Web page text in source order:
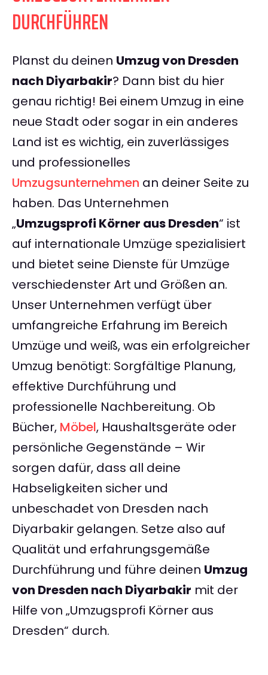
DURCHFÜHREN
Planst du deinen Umzug von Dresden
nach Diyarbakir? Dann bist du hier
genau richtig! Bei einem Umzug in eine
neue Stadt oder sogar in ein anderes
Land ist es wichtig, ein zuverlässiges
und professionelles
Umzugsunternehmen an deiner Seite zu
haben. Das Unternehmen
„Umzugsprofi Körner aus Dresden“ ist
auf internationale Umzüge spezialisiert
und bietet seine Dienste für Umzüge
verschiedenster Art und Größen an.
Unser Unternehmen verfügt über
umfangreiche Erfahrung im Bereich
Umzüge und weiß, was ein erfolgreicher
Umzug benötigt: Sorgfältige Planung,
effektive Durchführung und
professionelle Nachbereitung. Ob
Bücher, Möbel, Haushaltsgeräte oder
persönliche Gegenstände – Wir
sorgen dafür, dass all deine
Habseligkeiten sicher und
unbeschadet von Dresden nach
Diyarbakir gelangen. Setze also auf
Qualität und erfahrungsgemäße
Durchführung und führe deinen Umzug
von Dresden nach Diyarbakir mit der
Hilfe von „Umzugsprofi Körner aus
Dresden“ durch.